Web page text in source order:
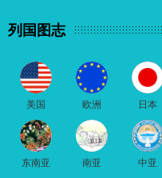
列国图志
美国 欧洲 日本
东南亚 南亚 中亚